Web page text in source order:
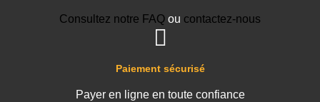
Paiement sécurisé
Payer en ligne en toute confiance
Consultez notre FAQ ou contactez-nous